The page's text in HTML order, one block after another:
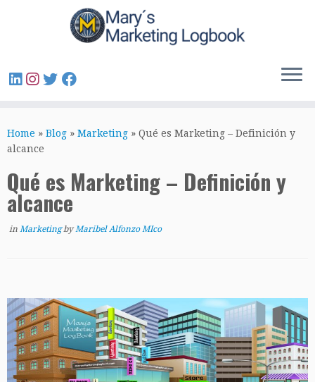
Home » Blog » Marketing » Qué es Marketing – Definición y
alcance
Qué es Marketing – Definición y
alcance
in MarketingbyMaribel Alfonzo MIco